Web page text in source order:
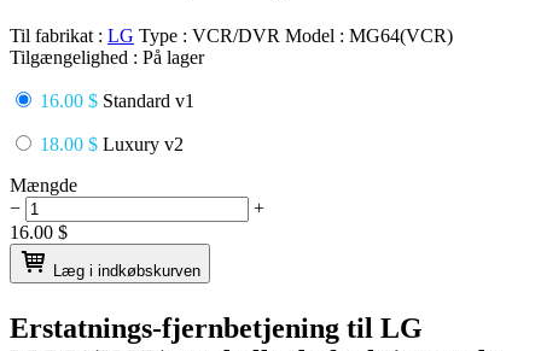
Til fabrikat : LG Type : VCR/DVR Model : MG64(VCR)
Tilgængelighed : På lager
16.00 $ Standard v1
18.00 $ Luxury v2
Mængde
−
+
16.00 $
Læg i indkøbskurven
Erstatnings-fjernbetjening til LG